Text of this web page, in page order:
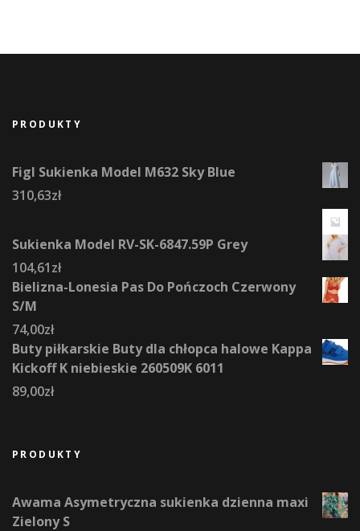
PRODUKTY
Figl Sukienka Model M632 Sky Blue
310,63zł
Sukienka Model RV-SK-6847.59P Grey
104,61zł
Bielizna-Lonesia Pas Do Pończoch Czerwony
S/M
74,00zł
Buty piłkarskie Buty dla chłopca halowe Kappa
Kickoff K niebieskie 260509K 6011
89,00zł
PRODUKTY
Awama Asymetryczna sukienka dzienna maxi
Zielony S